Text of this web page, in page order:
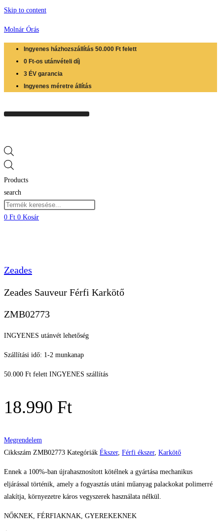
Skip to content
Molnár Órás
Ingyenes házhozszállítás 50.000 Ft felett
0 Ft-os utánvételi díj
3 ÉV garancia
Ingyenes méretre állítás
Products
search
0 Ft 0 Kosár
Zeades
Zeades Sauveur Férfi Karkötő
ZMB02773
INGYENES utánvét lehetőség
Szállítási idő: 1-2 munkanap
50.000 Ft felett INGYENES szállítás
18.990 Ft
Megrendelem
Cikkszám ZMB02773 Kategóriák Ékszer, Férfi ékszer, Karkötő
Ennek a 100%-ban újrahasznosított kötélnek a gyártása mechanikus
eljárással történik, amely a fogyasztás utáni műanyag palackokat polimerré
alakítja, környezetre káros vegyszerek használata nélkül.
NŐKNEK, FÉRFIAKNAK, GYEREKEKNEK